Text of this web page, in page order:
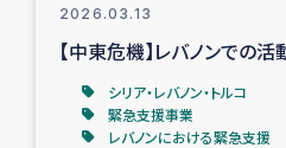
インドネシア中部 スラウェ
スリランカ ムライティブ
2026.03.13
【中東危機】レバノンでの
シリア・レバノン・トルコ
緊急支援事業
レバノンにおける緊急支援